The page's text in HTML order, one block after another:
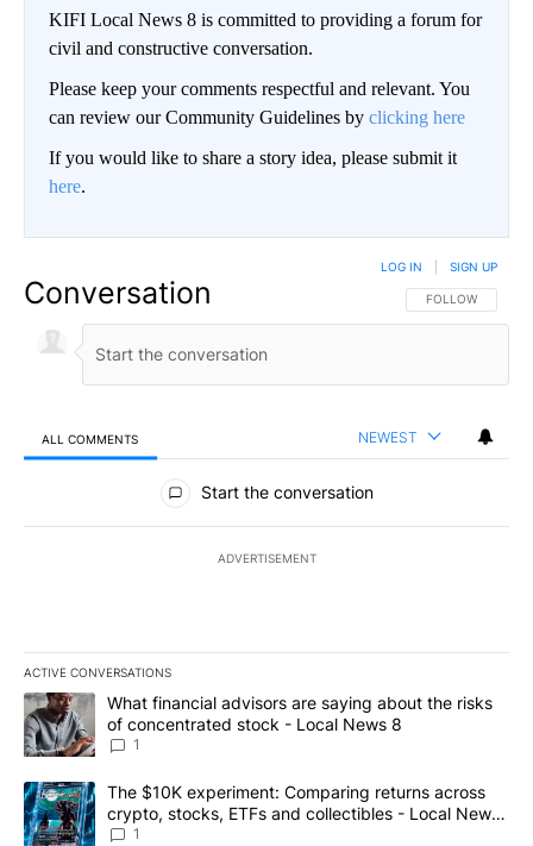
KIFI Local News 8 is committed to providing a forum for
civil and constructive conversation.
Please keep your comments respectful and relevant. You
can review our Community Guidelines by clicking here
If you would like to share a story idea, please submit it
here.
Conversation FOLLOW THIS
FOLLOW
LOG IN SIGN UP
ALL COMMENTS NEWEST
All Comments
Start the conversation
ADVERTISEMENT
ACTIVE CONVERSATIONS
The following is a list of the most commented articles in the last
A trending article titled "What financial advisors are saying
What financial advisors are saying about the risks
of concentrated stock - Local News 8
1
A trending article titled "The $10K experiment: Comparing
The $10K experiment: Comparing returns across
crypto, stocks, ETFs and collectibles - Local News
8
1